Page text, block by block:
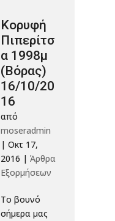
Κορυφή
Πιπερίτσ
α 1998μ
(Βόρας)
16/10/20
16
από
moseradmin
|Οκτ 17,
2016 |Άρθρα
Εξορμήσεων
Το βουνό
σήμερα μας